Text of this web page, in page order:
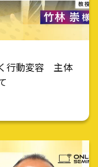
行動変容 主体